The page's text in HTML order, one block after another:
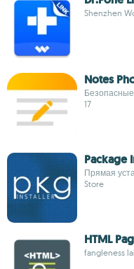
Shenzhen
Notes
17
Package
Прямая
Store
HTML
fangleness